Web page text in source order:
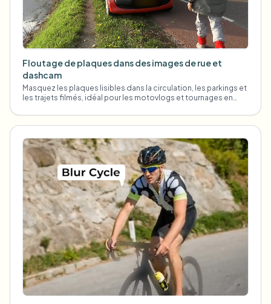
Floutage de plaques dans des images de rue et
dashcam
Masquez les plaques lisibles dans la circulation, les parkings et
les trajets filmés, idéal pour les motovlogs et tournages en